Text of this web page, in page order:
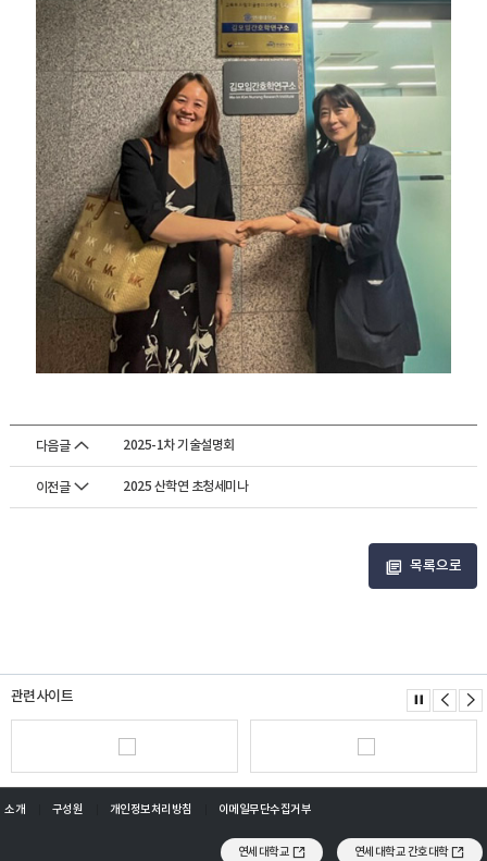
다음글 2025-1차 기술설명회
이전글 2025 산학연 초청세미나
목록으로
관련사이트
소개 구성원 개인정보처리방침 이메일무단수집거부
연세대학교 연세대학교 간호대학